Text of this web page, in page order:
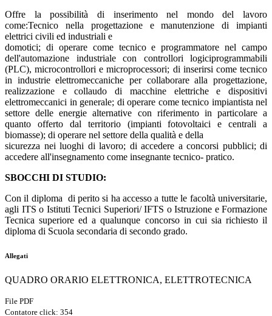
Offre la possibilità di inserimento nel mondo del lavoro
come:Tecnico nella progettazione e manutenzione di impianti
elettrici civili ed industriali e
domotici; di operare come tecnico e programmatore nel campo
dell'automazione industriale con controllori logiciprogrammabili
(PLC), microcontrollori e microprocessori; di inserirsi come tecnico
in industrie elettromeccaniche per collaborare alla progettazione,
realizzazione e collaudo di macchine elettriche e dispositivi
elettromeccanici in generale; di operare come tecnico impiantista nel
settore delle energie alternative con riferimento in particolare a
quanto offerto dal territorio (impianti fotovoltaici e centrali a
biomasse); di operare nel settore della qualità e della
sicurezza nei luoghi di lavoro; di accedere a concorsi pubblici; di
accedere all'insegnamento come insegnante tecnico- pratico.
SBOCCHI DI STUDIO:
Con il diploma di perito si ha accesso a tutte le facoltà universitarie,
agli ITS o Istituti Tecnici Superiori/ IFTS o Istruzione e Formazione
Tecnica superiore ed a qualunque concorso in cui sia richiesto il
diploma di Scuola secondaria di secondo grado.
Allegati
QUADRO ORARIO ELETTRONICA, ELETTROTECNICA
File PDF
Contatore click: 354